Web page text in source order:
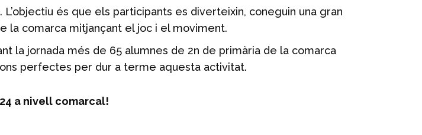
és que els participants es diverteixin, coneguin una gran
la comarca mitjançant el joc i el moviment.
la jornada més de 65 alumnes de 2n de primària de la comarca
perfectes per dur a terme aquesta activitat.
a nivell comarcal!